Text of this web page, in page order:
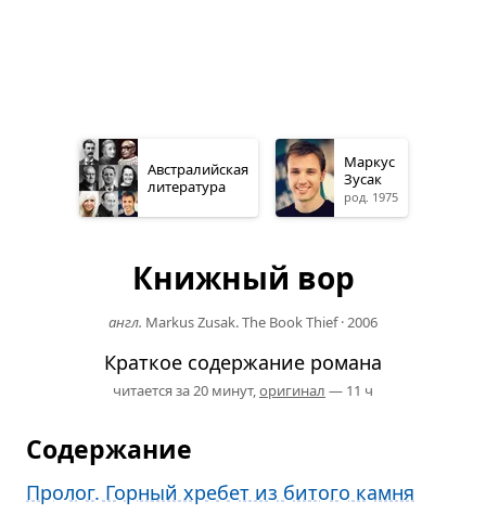
Австралийская
литература
Маркус
Зусак
род. 1975
Книжный вор
англ. Markus Zusak. The Book Thief· 2006
Краткое содержание романа
читается за 20 минут, оригинал — 11 ч
Содержание
Пролог. Горный хребет из битого камня